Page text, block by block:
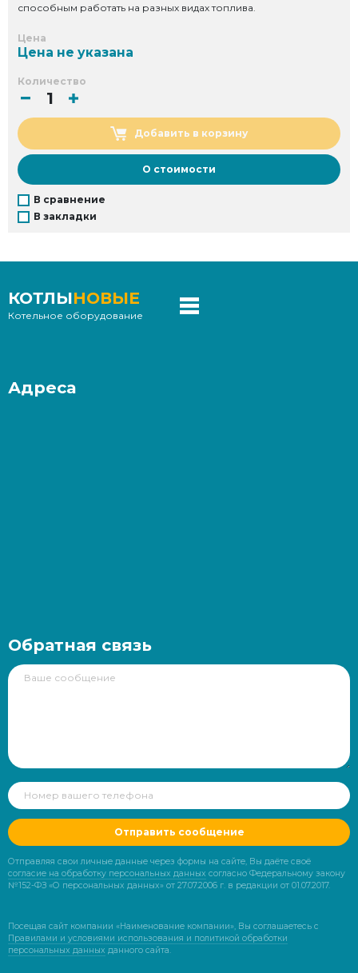
способным работать на разных видах топлива.
Цена
Цена не указана
Количество
Добавить в корзину
О стоимости
В сравнение
В закладки
КОТЛЫНОВЫЕ
Котельное оборудование
Адреса
Обратная связь
Отправить сообщение
Отправляя свои личные данные через формы на сайте, Вы даёте своё
согласие на обработку персональных данных согласно Федеральному закону
№152-ФЗ «О персональных данных» от 27.07.2006 г. в редакции от 01.07.2017.
Посещая сайт компании «Наименование компании», Вы соглашаетесь с
Правилами и условиями использования и политикой обработки
персональных данных данного сайта.